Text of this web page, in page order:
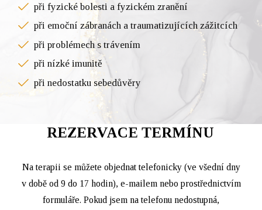
při fyzické bolesti a fyzickém zranění
při emoční zábranách a traumatizujících zážitcích
při problémech s trávením
při nízké imunitě
při nedostatku sebedůvěry
REZERVACE TERMÍNU
Na terapii se můžete objednat telefonicky (ve všední dny
v době od 9 do 17 hodin), e-mailem nebo prostřednictvím
formuláře. Pokud jsem na telefonu nedostupná,